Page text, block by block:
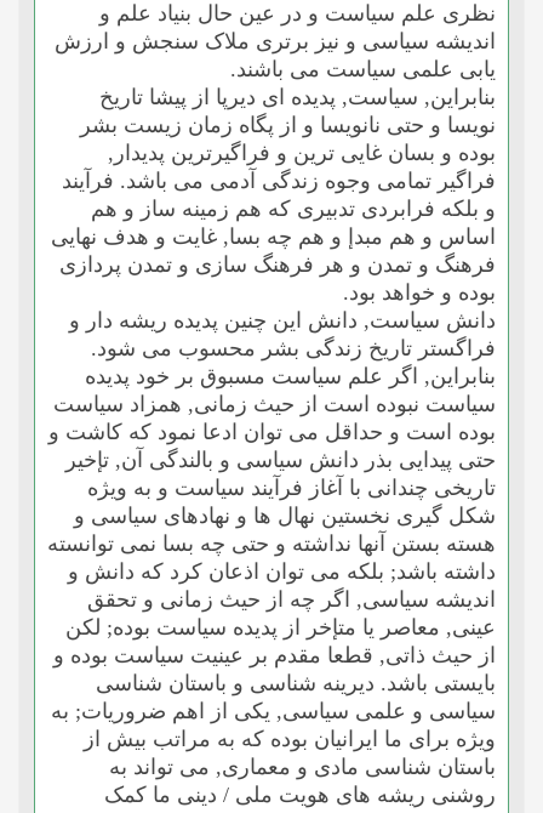
نظرى علم سیاست و در عین حال بنیاد علم و
اندیشه سیاسى و نیز برترى ملاک سنجش و ارزش
یابى علمى سیاست مى باشند.
بنابراین, سیاست, پدیده اى دیرپا از پیشا تاریخ
نویسا و حتى نانویسا و از پگاه زمان زیست بشر
بوده و بسان غایى ترین و فراگیرترین پدیدار,
فراگیر تمامى وجوه زندگى آدمى مى باشد. فرآیند
و بلکه فرابردى تدبیرى که هم زمینه ساز و هم
اساس و هم مبدإ و هم چه بسا, غایت و هدف نهایى
فرهنگ و تمدن و هر فرهنگ سازى و تمدن پردازى
بوده و خواهد بود.
دانش سیاست, دانش این چنین پدیده ریشه دار و
فراگستر تاریخ زندگى بشر محسوب مى شود.
بنابراین, اگر علم سیاست مسبوق بر خود پدیده
سیاست نبوده است از حیث زمانى, همزاد سیاست
بوده است و حداقل مى توان ادعا نمود که کاشت و
حتى پیدایى بذر دانش سیاسى و بالندگى آن, تإخیر
تاریخى چندانى با آغاز فرآیند سیاست و به ویژه
شکل گیرى نخستین نهال ها و نهادهاى سیاسى و
هسته بستن آنها نداشته و حتى چه بسا نمى توانسته
داشته باشد; بلکه مى توان اذعان کرد که دانش و
اندیشه سیاسى, اگر چه از حیث زمانى و تحقق
عینى, معاصر یا متإخر از پدیده سیاست بوده; لکن
از حیث ذاتى, قطعا مقدم بر عینیت سیاست بوده و
بایستى باشد. دیرینه شناسى و باستان شناسى
سیاسى و علمى سیاسى, یکى از اهم ضروریات; به
ویژه براى ما ایرانیان بوده که به مراتب بیش از
باستان شناسى مادى و معمارى, مى تواند به
روشنى ریشه هاى هویت ملى / دینى ما کمک